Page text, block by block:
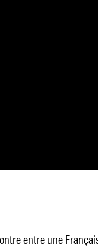
entre une